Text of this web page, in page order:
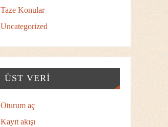
Taze Konular
Uncategorized
ÜST VERI
Oturum aç
Kayıt akışı